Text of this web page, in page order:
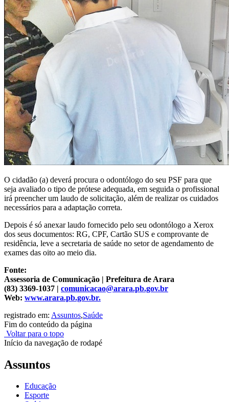
O cidadão (a) deverá procura o odontólogo do seu PSF para que
seja avaliado o tipo de prótese adequada, em seguida o profissional
irá preencher um laudo de solicitação, além de realizar os cuidados
necessários para a adaptação correta.
Depois é só anexar laudo fornecido pelo seu odontólogo a Xerox
dos seus documentos: RG, CPF, Cartão SUS e comprovante de
residência, leve a secretaria de saúde no setor de agendamento de
exames das oito ao meio dia.
Fonte:
Assessoria de Comunicação | Prefeitura de Arara
(83) 3369-1037 | comunicacao@arara.pb.gov.br
Web: www.arara.pb.gov.br.
registrado em: Assuntos,Saúde
Fim do conteúdo da página
Voltar para o topo
Início da navegação de rodapé
Assuntos
Educação
Esporte